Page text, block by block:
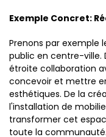
Exemple Concret:
Prenons par exemple
public en centre-ville.
étroite collaboration
concevoir et mettre
esthétiques. De la
l'installation de
transformer cet
toute la communauté.